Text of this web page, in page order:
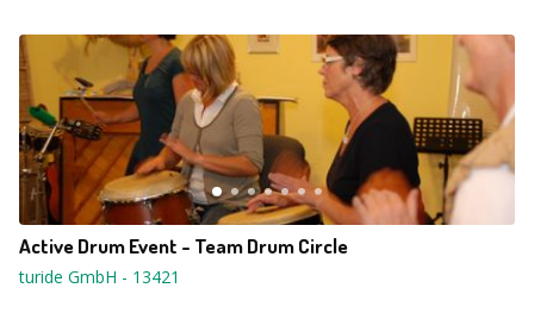
Active Drum Event - Team Drum Circle
turide GmbH - 13421